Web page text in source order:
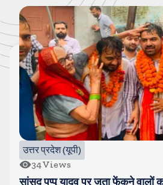
उत्तर प्रदेश (यूपी)
34Views
सांसद पप्पू यादव पर जूता फेंकने वालों